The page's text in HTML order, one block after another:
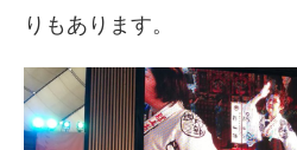
りもあります。